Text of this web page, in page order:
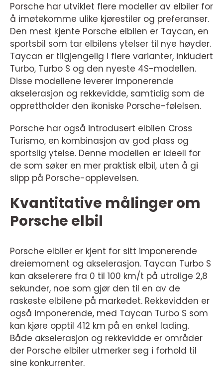
Porsche har utviklet flere modeller av elbiler for
å imøtekomme ulike kjørestiler og preferanser.
Den mest kjente Porsche elbilen er Taycan, en
sportsbil som tar elbilens ytelser til nye høyder.
Taycan er tilgjengelig i flere varianter, inkludert
Turbo, Turbo S og den nyeste 4S-modellen.
Disse modellene leverer imponerende
akselerasjon og rekkevidde, samtidig som de
opprettholder den ikoniske Porsche-følelsen.
Porsche har også introdusert elbilen Cross
Turismo, en kombinasjon av god plass og
sportslig ytelse. Denne modellen er ideell for
de som søker en mer praktisk elbil, uten å gi
slipp på Porsche-opplevelsen.
Kvantitative målinger om
Porsche elbil
Porsche elbiler er kjent for sitt imponerende
dreiemoment og akselerasjon. Taycan Turbo S
kan akselerere fra 0 til 100 km/t på utrolige 2,8
sekunder, noe som gjør den til en av de
raskeste elbilene på markedet. Rekkevidden er
også imponerende, med Taycan Turbo S som
kan kjøre opptil 412 km på en enkel lading.
Både akselerasjon og rekkevidde er områder
der Porsche elbiler utmerker seg i forhold til
sine konkurrenter.